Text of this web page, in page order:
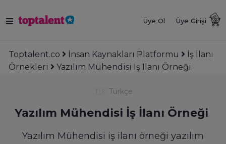
Üye Ol Üye Girişi
Toptalent.co İnsan Kaynakları Platformu
İş İlanı
Örnekleri
Yazılım Mühendisi Iş Ilanı Örneği
Türkçe
Yazılım Mühendisi İş İlanı Örneği
Yazılım Mühendisi iş ilanı örneği yazılım